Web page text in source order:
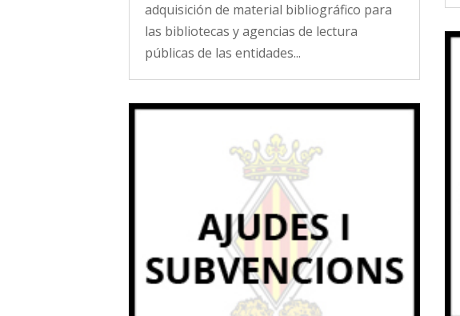
adquisición de material bibliográfico para
las bibliotecas y agencias de lectura
públicas de las entidades...